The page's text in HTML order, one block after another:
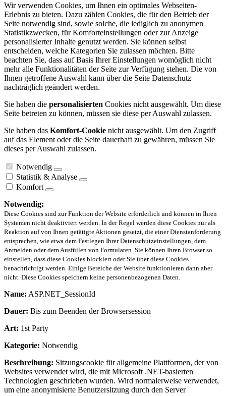
Wir verwenden Cookies, um Ihnen ein optimales Webseiten-
Erlebnis zu bieten. Dazu zählen Cookies, die für den Betrieb der
Seite notwendig sind, sowie solche, die lediglich zu anonymen
Statistikzwecken, für Komforteinstellungen oder zur Anzeige
personalisierter Inhalte genutzt werden. Sie können selbst
entscheiden, welche Kategorien Sie zulassen möchten. Bitte
beachten Sie, dass auf Basis Ihrer Einstellungen womöglich nicht
mehr alle Funktionalitäten der Seite zur Verfügung stehen. Die von
Ihnen getroffene Auswahl kann über die Seite Datenschutz
nachträglich geändert werden.
Sie haben die personalisierten Cookies nicht ausgewählt. Um diese
Seite betreten zu können, müssen sie diese per Auswahl zulassen.
Sie haben das Komfort-Cookie nicht ausgewählt. Um den Zugriff
auf das Element oder die Seite dauerhaft zu gewähren, müssen Sie
dieses per Auswahl zulassen.
Notwendig
Statistik & Analyse
Komfort
Notwendig:
Diese Cookies sind zur Funktion der Website erforderlich und können in Ihren
Systemen nicht deaktiviert werden. In der Regel werden diese Cookies nur als
Reaktion auf von Ihnen getätigte Aktionen gesetzt, die einer Dienstanforderung
entsprechen, wie etwa dem Festlegen Ihrer Datenschutzeinstellungen, dem
Anmelden oder dem Ausfüllen von Formularen. Sie können Ihren Browser so
einstellen, dass diese Cookies blockiert oder Sie über diese Cookies
benachrichtigt werden. Einige Bereiche der Website funktionieren dann aber
nicht. Diese Cookies speichern keine personenbezogenen Daten.
Name: ASP.NET_SessionId
Dauer: Bis zum Beenden der Browsersession
Art: 1st Party
Kategorie: Notwendig
Beschreibung: Sitzungscookie für allgemeine Plattformen, der von
Websites verwendet wird, die mit Microsoft .NET-basierten
Technologien geschrieben wurden. Wird normalerweise verwendet,
um eine anonymisierte Benutzersitzung durch den Server